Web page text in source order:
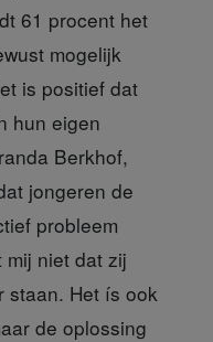
61 procent het
mogelijk
is positief dat
hun eigen
Berkhof,
jongeren de
probleem
niet dat zij
staan. Het ís ook
de oplossing